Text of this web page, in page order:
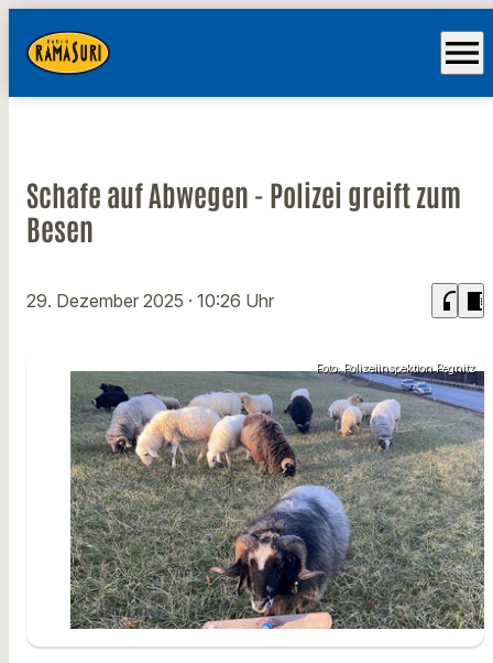
menu
Schafe auf Abwegen - Polizei greift zum
Besen
29. Dezember 2025 · 10:26 Uhr headphones chrome_reader_mode
Foto: Polizeiinspektion Pegnitz